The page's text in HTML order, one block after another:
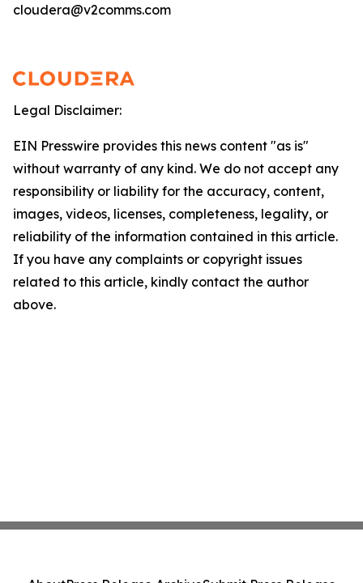
cloudera@v2comms.com
Legal Disclaimer:
EIN Presswire provides this news content "as is"
without warranty of any kind. We do not accept any
responsibility or liability for the accuracy, content,
images, videos, licenses, completeness, legality, or
reliability of the information contained in this article.
If you have any complaints or copyright issues
related to this article, kindly contact the author
above.